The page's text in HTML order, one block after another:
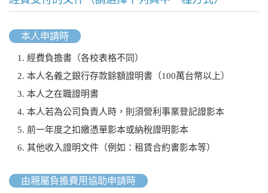
本人申請時
經費負擔書（各校表格不同）
本人名義之銀行存款餘額證明書（100萬台幣以上）
本人之在職證明書
本人若為公司負責人時，則須營利事業登記證影本
前一年度之扣繳憑單影本或納稅證明影本
其他收入證明文件（例如：租賃合約書影本等）
由親屬負擔費用協助申請時